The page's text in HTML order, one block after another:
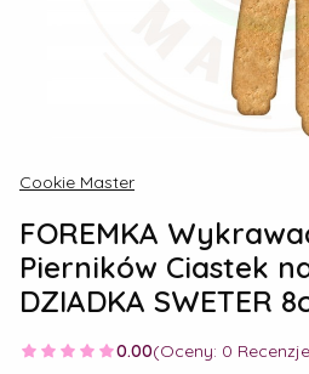
Cookie Master
FOREMKA
Pierników Ciastek
DZIADKA SWETER
0.00(Oceny: 0